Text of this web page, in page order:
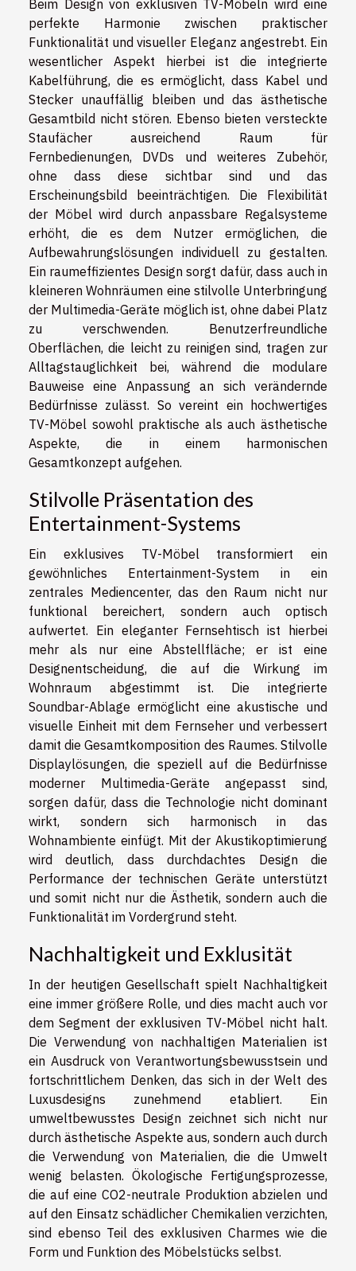
Beim Design von exklusiven TV-Möbeln wird eine
perfekte Harmonie zwischen praktischer
Funktionalität und visueller Eleganz angestrebt. Ein
wesentlicher Aspekt hierbei ist die integrierte
Kabelführung, die es ermöglicht, dass Kabel und
Stecker unauffällig bleiben und das ästhetische
Gesamtbild nicht stören. Ebenso bieten versteckte
Staufächer ausreichend Raum für
Fernbedienungen, DVDs und weiteres Zubehör,
ohne dass diese sichtbar sind und das
Erscheinungsbild beeinträchtigen. Die Flexibilität
der Möbel wird durch anpassbare Regalsysteme
erhöht, die es dem Nutzer ermöglichen, die
Aufbewahrungslösungen individuell zu gestalten.
Ein raumeffizientes Design sorgt dafür, dass auch in
kleineren Wohnräumen eine stilvolle Unterbringung
der Multimedia-Geräte möglich ist, ohne dabei Platz
zu verschwenden. Benutzerfreundliche
Oberflächen, die leicht zu reinigen sind, tragen zur
Alltagstauglichkeit bei, während die modulare
Bauweise eine Anpassung an sich verändernde
Bedürfnisse zulässt. So vereint ein hochwertiges
TV-Möbel sowohl praktische als auch ästhetische
Aspekte, die in einem harmonischen
Gesamtkonzept aufgehen.
Stilvolle Präsentation des
Entertainment-Systems
Ein exklusives TV-Möbel transformiert ein
gewöhnliches Entertainment-System in ein
zentrales Mediencenter, das den Raum nicht nur
funktional bereichert, sondern auch optisch
aufwertet. Ein eleganter Fernsehtisch ist hierbei
mehr als nur eine Abstellfläche; er ist eine
Designentscheidung, die auf die Wirkung im
Wohnraum abgestimmt ist. Die integrierte
Soundbar-Ablage ermöglicht eine akustische und
visuelle Einheit mit dem Fernseher und verbessert
damit die Gesamtkomposition des Raumes. Stilvolle
Displaylösungen, die speziell auf die Bedürfnisse
moderner Multimedia-Geräte angepasst sind,
sorgen dafür, dass die Technologie nicht dominant
wirkt, sondern sich harmonisch in das
Wohnambiente einfügt. Mit der Akustikoptimierung
wird deutlich, dass durchdachtes Design die
Performance der technischen Geräte unterstützt
und somit nicht nur die Ästhetik, sondern auch die
Funktionalität im Vordergrund steht.
Nachhaltigkeit und Exklusität
In der heutigen Gesellschaft spielt Nachhaltigkeit
eine immer größere Rolle, und dies macht auch vor
dem Segment der exklusiven TV-Möbel nicht halt.
Die Verwendung von nachhaltigen Materialien ist
ein Ausdruck von Verantwortungsbewusstsein und
fortschrittlichem Denken, das sich in der Welt des
Luxusdesigns zunehmend etabliert. Ein
umweltbewusstes Design zeichnet sich nicht nur
durch ästhetische Aspekte aus, sondern auch durch
die Verwendung von Materialien, die die Umwelt
wenig belasten. Ökologische Fertigungsprozesse,
die auf eine CO2-neutrale Produktion abzielen und
auf den Einsatz schädlicher Chemikalien verzichten,
sind ebenso Teil des exklusiven Charmes wie die
Form und Funktion des Möbelstücks selbst.